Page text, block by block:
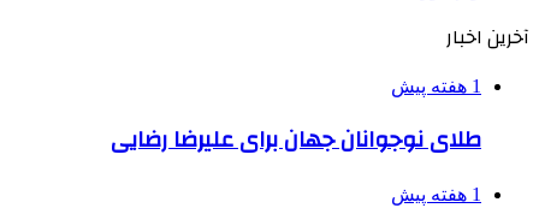
آخرین اخبار
1 هفته پیش
طلای نوجوانان جهان برای علیرضا رضایی
1 هفته پیش